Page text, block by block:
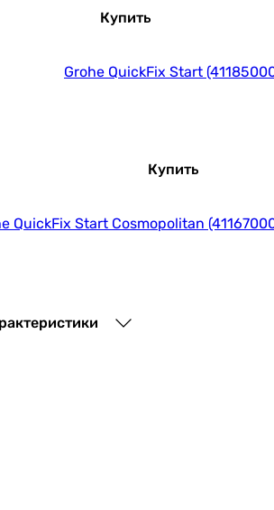
Купить
Grohe QuickFix Start
Купить
QuickFix Start Cosmopolitan
Купить